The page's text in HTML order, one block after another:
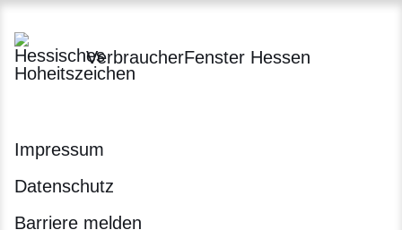
VerbraucherFenster Hessen
Impressum
Datenschutz
Barriere melden